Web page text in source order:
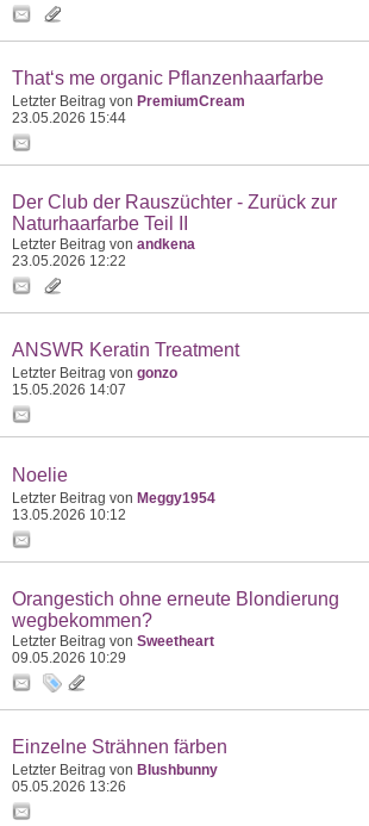
That‘s me organic Pflanzenhaarfarbe
Letzter Beitrag von PremiumCream
23.05.2026 15:44
Der Club der Rauszüchter - Zurück zur
Naturhaarfarbe Teil II
Letzter Beitrag von andkena
23.05.2026 12:22
ANSWR Keratin Treatment
Letzter Beitrag von gonzo
15.05.2026 14:07
Noelie
Letzter Beitrag von Meggy1954
13.05.2026 10:12
Orangestich ohne erneute Blondierung
wegbekommen?
Letzter Beitrag von Sweetheart
09.05.2026 10:29
Einzelne Strähnen färben
Letzter Beitrag von Blushbunny
05.05.2026 13:26